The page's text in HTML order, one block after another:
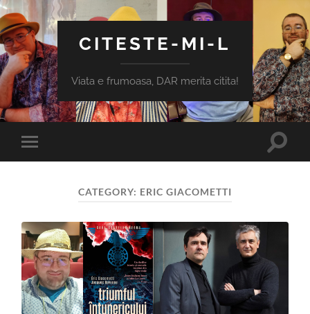
CITESTE-MI-L
Viata e frumoasa, DAR merita citita!
Toggle
mobile
Toggle
CATEGORY: ERIC GIACOMETTI